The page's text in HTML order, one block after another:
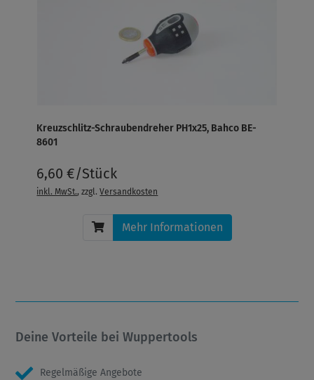
Kreuzschlitz-Schraubendreher PH1x25, Bahco BE-
8601
6,60 €/Stück
inkl. MwSt., zzgl.Versandkosten
Mehr Informationen
Deine Vorteile bei Wuppertools
Regelmäßige Angebote